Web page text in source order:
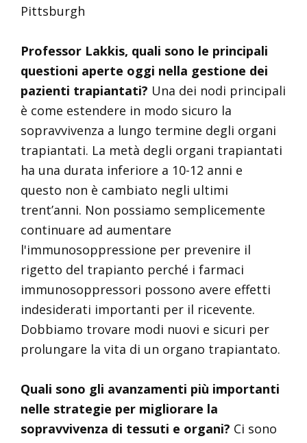
Pittsburgh
Professor Lakkis, quali sono le principali
questioni aperte oggi nella gestione dei
pazienti trapiantati? Una dei nodi principali
è come estendere in modo sicuro la
sopravvivenza a lungo termine degli organi
trapiantati. La metà degli organi trapiantati
ha una durata inferiore a 10-12 anni e
questo non è cambiato negli ultimi
trent’anni. Non possiamo semplicemente
continuare ad aumentare
l'immunosoppressione per prevenire il
rigetto del trapianto perché i farmaci
immunosoppressori possono avere effetti
indesiderati importanti per il ricevente.
Dobbiamo trovare modi nuovi e sicuri per
prolungare la vita di un organo trapiantato.
Quali sono gli avanzamenti più importanti
nelle strategie per migliorare la
sopravvivenza di tessuti e organi? Ci sono